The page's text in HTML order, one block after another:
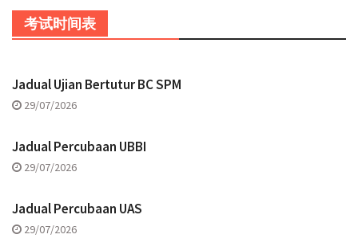
考试时间表
Jadual Ujian Bertutur BC SPM
29/07/2026
Jadual Percubaan UBBI
29/07/2026
Jadual Percubaan UAS
29/07/2026